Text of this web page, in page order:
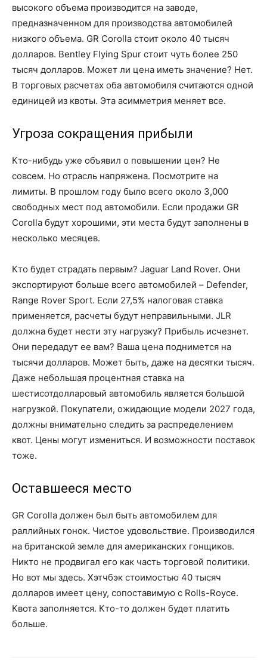
высокого объема производится на заводе,
предназначенном для производства автомобилей
низкого объема. GR Corolla стоит около 40 тысяч
долларов. Bentley Flying Spur стоит чуть более 250
тысяч долларов. Может ли цена иметь значение? Нет.
В торговых расчетах оба автомобиля считаются одной
единицей из квоты. Эта асимметрия меняет все.
Угроза сокращения прибыли
Кто-нибудь уже объявил о повышении цен? Не
совсем. Но отрасль напряжена. Посмотрите на
лимиты. В прошлом году было всего около 3,000
свободных мест под автомобили. Если продажи GR
Corolla будут хорошими, эти места будут заполнены в
несколько месяцев.
Кто будет страдать первым? Jaguar Land Rover. Они
экспортируют больше всего автомобилей – Defender,
Range Rover Sport. Если 27,5% налоговая ставка
применяется, расчеты будут неправильными. JLR
должна будет нести эту нагрузку? Прибыль исчезнет.
Они передадут ее вам? Ваша цена поднимется на
тысячи долларов. Может быть, даже на десятки тысяч.
Даже небольшая процентная ставка на
шестисотдолларовый автомобиль является большой
нагрузкой. Покупатели, ожидающие модели 2027 года,
должны внимательно следить за распределением
квот. Цены могут измениться. И возможности поставок
тоже.
Оставшееся место
GR Corolla должен был быть автомобилем для
раллийных гонок. Чистое удовольствие. Производился
на британской земле для американских гонщиков.
Никто не продвигал его как часть торговой политики.
Но вот мы здесь. Хэтчбэк стоимостью 40 тысяч
долларов имеет цену, сопоставимую с Rolls-Royce.
Квота заполняется. Кто-то должен будет платить
больше.